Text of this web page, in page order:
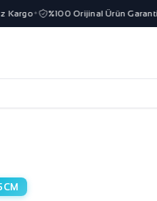
✦ %100 Orijinal Ürün Garantisi✦